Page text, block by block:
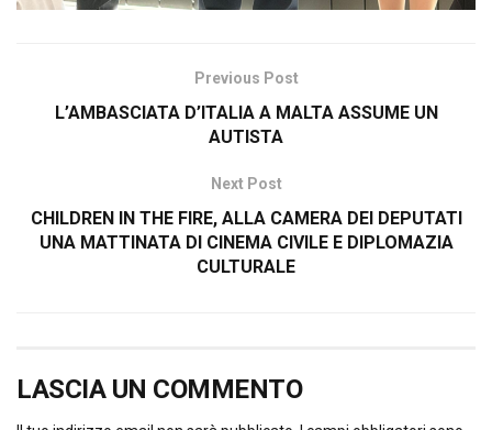
Previous Post
L’AMBASCIATA D’ITALIA A MALTA ASSUME UN
AUTISTA
Next Post
CHILDREN IN THE FIRE, ALLA CAMERA DEI DEPUTATI
UNA MATTINATA DI CINEMA CIVILE E DIPLOMAZIA
CULTURALE
LASCIA UN COMMENTO